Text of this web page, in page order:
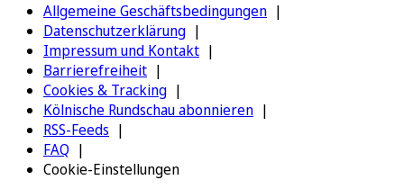
Allgemeine Geschäftsbedingungen
Datenschutzerklärung
Impressum und Kontakt
Barrierefreiheit
Cookies & Tracking
Kölnische Rundschau abonnieren
RSS-Feeds
FAQ
Cookie-Einstellungen